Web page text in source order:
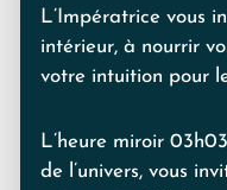
L’Impératrice vous
intérieur, à nourrir
votre intuition pour
L’heure miroir
de l’univers, vous